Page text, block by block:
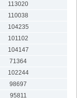
113020
110038
104235
101102
104147
71364
102244
98697
95811